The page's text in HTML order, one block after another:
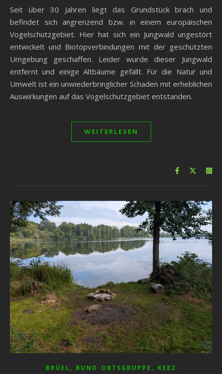
Seit über 30 Jahren liegt das Grundstück brach und
befindet sich angrenzend bzw. in einem europäischen
Vogelschutzgebiet. Hier hat sich ein Jungwald ungestört
entwickelt und Biotopverbindungen mit der geschützten
Umgebung geschaffen. Leider wurde dieser Jungwald
entfernt und einige Altbäume gefällt. Für die Natur und
Umwelt ist ein unwiederbringlicher Schaden mit erheblichen
Auswirkungen auf das Vogelschutzgebiet entstanden.
WEITERLESEN
BRÜEL, BUND-ORTSGRUPPE , KEEZ